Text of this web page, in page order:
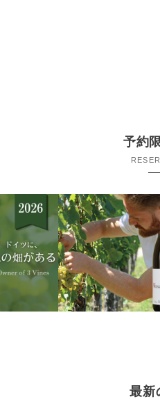
予約
最新